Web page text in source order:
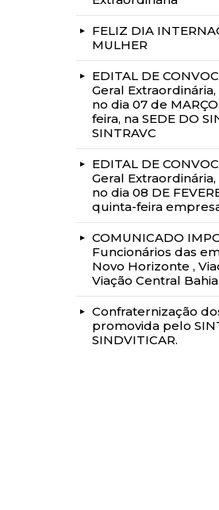
FELIZ DIA
MULHER
EDITAL DE
Geral
no dia 07 de
feira, na SEDE DO
SINTRAVC
EDITAL DE
Geral
no dia 08 DE
quinta-feira
COMUNICADO
Funcionários das
Novo Horizonte ,
Viação Central Bahia
Confraternização
promovida pelo
SINDVITICAR.